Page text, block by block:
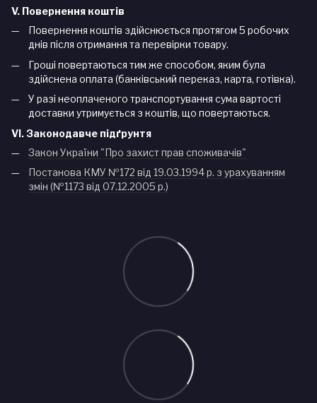
V. Повернення коштів
Повернення коштів здійснюється протягом 5 робочих
днів після отримання та перевірки товару.
Гроші повертаються тим же способом, яким була
здійснена оплата (банківський переказ, карта, готівка).
У разі неоплаченого транспортування сума вартості
доставки утримується з коштів, що повертаються.
VI. Законодавче підґрунтя
Закон України "Про захист прав споживачів"
Постанова КМУ №172 від 19.03.1994 р. з урахуванням
змін (№1173 від 07.12.2005 р.)